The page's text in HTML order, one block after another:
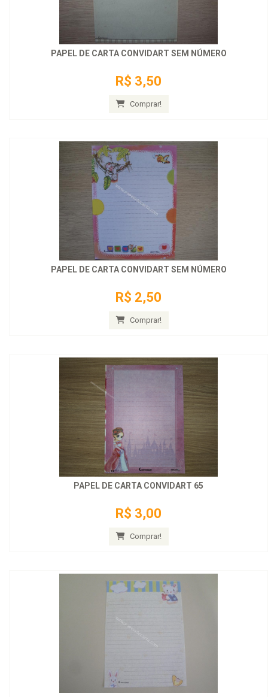
PAPEL DE CARTA CONVIDART SEM NÚMERO
R$ 3,50
Comprar!
PAPEL DE CARTA CONVIDART SEM NÚMERO
R$ 2,50
Comprar!
PAPEL DE CARTA CONVIDART 65
R$ 3,00
Comprar!